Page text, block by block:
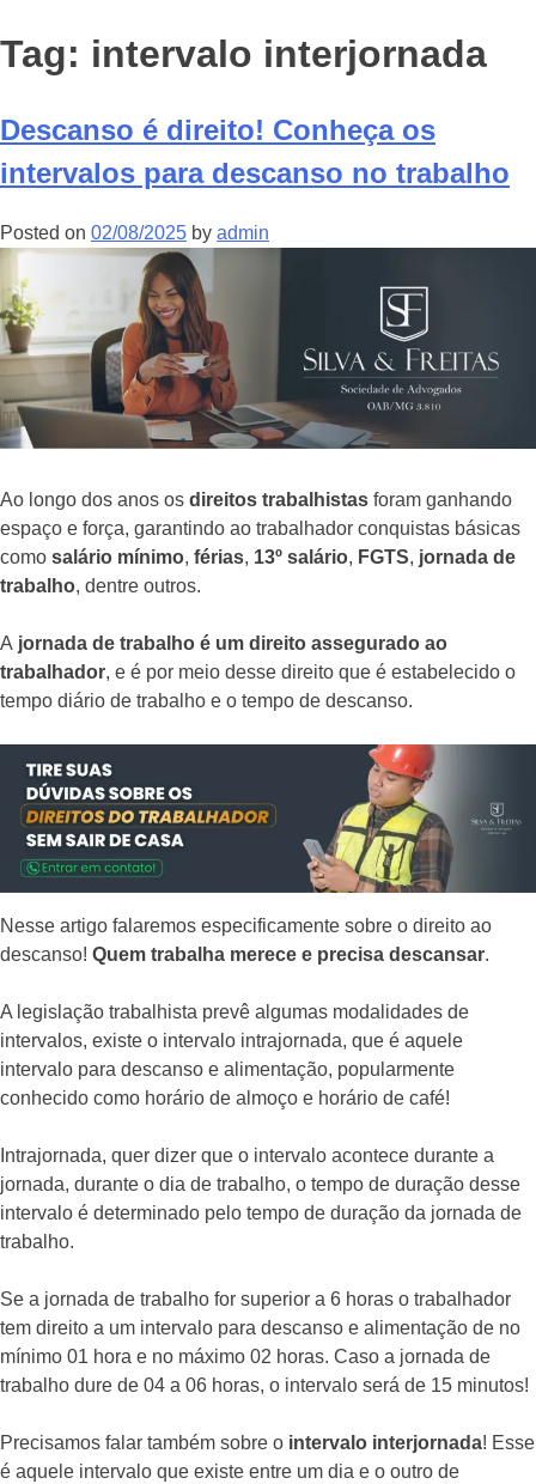
Tag: intervalo interjornada
Descanso é direito! Conheça os
intervalos para descanso no trabalho
Posted on 02/08/2025 by admin
Ao longo dos anos os direitos trabalhistas foram ganhando
espaço e força, garantindo ao trabalhador conquistas básicas
como salário mínimo, férias, 13º salário, FGTS, jornada de
trabalho, dentre outros.
A jornada de trabalho é um direito assegurado ao
trabalhador, e é por meio desse direito que é estabelecido o
tempo diário de trabalho e o tempo de descanso.
Nesse artigo falaremos especificamente sobre o direito ao
descanso! Quem trabalha merece e precisa descansar.
A legislação trabalhista prevê algumas modalidades de
intervalos, existe o intervalo intrajornada, que é aquele
intervalo para descanso e alimentação, popularmente
conhecido como horário de almoço e horário de café!
Intrajornada, quer dizer que o intervalo acontece durante a
jornada, durante o dia de trabalho, o tempo de duração desse
intervalo é determinado pelo tempo de duração da jornada de
trabalho.
Se a jornada de trabalho for superior a 6 horas o trabalhador
tem direito a um intervalo para descanso e alimentação de no
mínimo 01 hora e no máximo 02 horas. Caso a jornada de
trabalho dure de 04 a 06 horas, o intervalo será de 15 minutos!
Precisamos falar também sobre o intervalo interjornada! Esse
é aquele intervalo que existe entre um dia e o outro de